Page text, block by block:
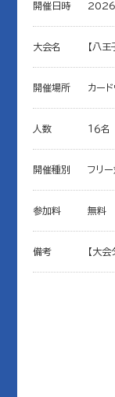
開催日時
大会名 【八
開催場所 カー
人数 １６名
開催種別 フリ
参加料 無料
備考 【大